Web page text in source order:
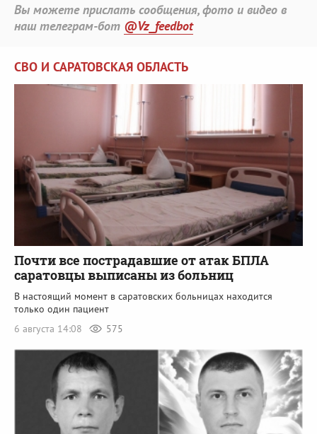
Вы можете прислать сообщения, фото и видео в
наш телеграм-бот @Vz_feedbot
СВО И САРАТОВСКАЯ ОБЛАСТЬ
Почти все пострадавшие от атак БПЛА
саратовцы выписаны из больниц
В настоящий момент в саратовских больницах находится
только один пациент
6 августа 14:08
575